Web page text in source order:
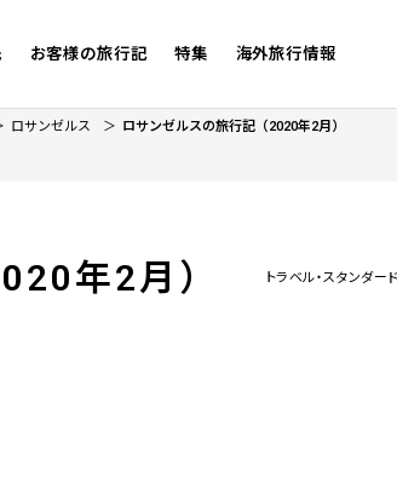
お客様の旅行記 特集 海外旅行情報
ロサンゼルス ロサンゼルスの旅行記（2020年2月）
年2月） トラベル・スタンダー